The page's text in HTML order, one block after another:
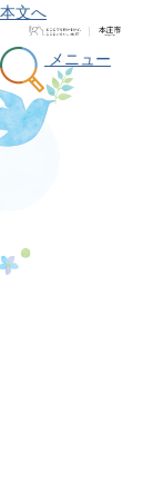
本文へ
メニュー